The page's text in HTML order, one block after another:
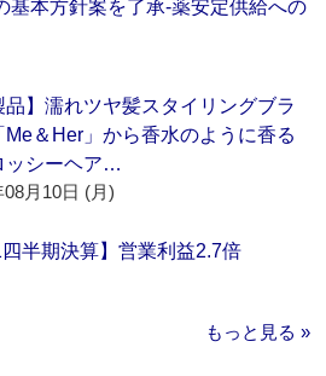
基本方針案を了承‐薬安定供給への
品】濡れツヤ髪スタイリングブラ
Me＆Her」から香水のように香る
ッシーヘア…
08月10日 (月)
四半期決算】営業利益2.7倍
もっと見る »